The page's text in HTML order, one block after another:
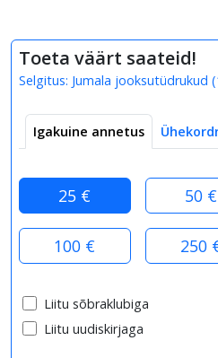
Toeta väärt saateid!
Selgitus: Jumala jooksutüdrukud (
Igakuine annetus
25 € 50 €
100 € 250
Liitu sõbraklubiga
Liitu uudiskirjaga